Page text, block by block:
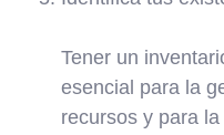
Tener un
esencial para la
recursos y para